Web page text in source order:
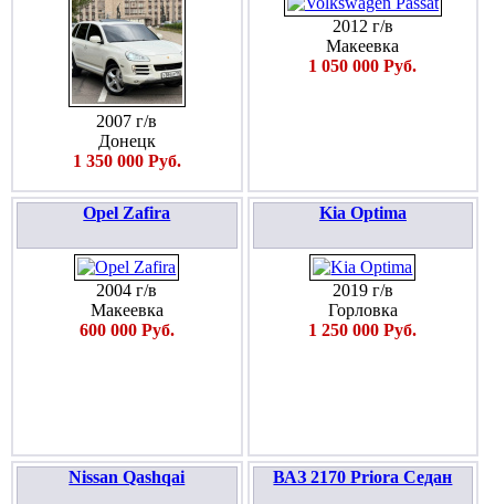
2007 г/в
Донецк
1 350 000 Руб.
2012 г/в
Макеевка
1 050 000 Руб.
Opel Zafira
2004 г/в
Макеевка
600 000 Руб.
Kia Optima
2019 г/в
Горловка
1 250 000 Руб.
Nissan Qashqai ВАЗ 2170 Priora Седан